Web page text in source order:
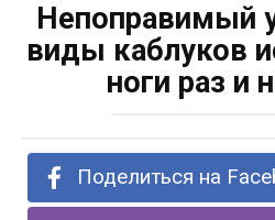
Непоправимый
виды каблуков
ноги раз и
Поделиться на